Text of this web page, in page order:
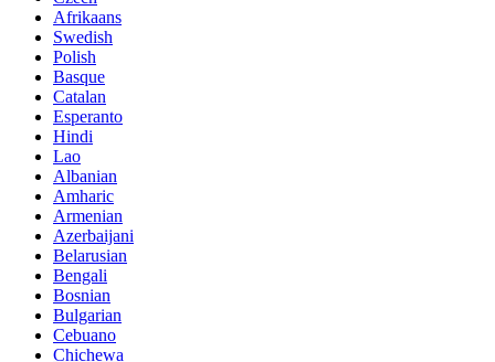
Afrikaans
Swedish
Polish
Basque
Catalan
Esperanto
Hindi
Lao
Albanian
Amharic
Armenian
Azerbaijani
Belarusian
Bengali
Bosnian
Bulgarian
Cebuano
Chichewa